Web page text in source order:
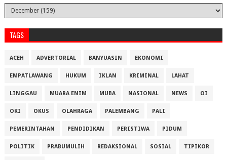
TAGS
ACEH ADVERTORIAL BANYUASIN EKONOMI
EMPATLAWANG HUKUM IKLAN KRIMINAL LAHAT
LINGGAU MUARA ENIM MUBA NASIONAL NEWS OI
OKI OKUS OLAHRAGA PALEMBANG PALI
PEMERINTAHAN PENDIDIKAN PERISTIWA PIDUM
POLITIK PRABUMULIH REDAKSIONAL SOSIAL TIPIKOR